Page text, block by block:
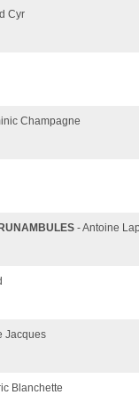
Cyr
Champagne
- Antoine
Jacques
Blanchette